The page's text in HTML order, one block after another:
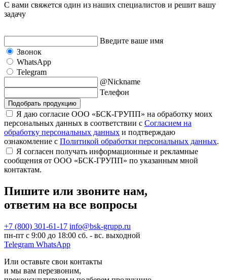
С вами свяжется один из наших специалистов и решит вашу
задачу
Введите ваше имя
Звонок
WhatsApp
Telegram
@Nickname
Телефон
Подобрать продукцию
Я даю согласие ООО «БСК-ГРУПП» на обработку моих
персональных данных в соответствии с Согласием на
обработку персональных данных и подтверждаю
ознакомление с Политикой обработки персональных данных.
Я согласен получать информационные и рекламные
сообщения от ООО «БСК-ГРУПП» по указанным мной
контактам.
Пишите или звоните нам,
ответим на все вопросы
+7 (800) 301-61-17 info@bsk-grupp.ru
пн-пт с 9:00 до 18:00 сб. - вс. выходной
Telegram WhatsApp
Или оставьте свои контакты
и мы вам перезвоним,